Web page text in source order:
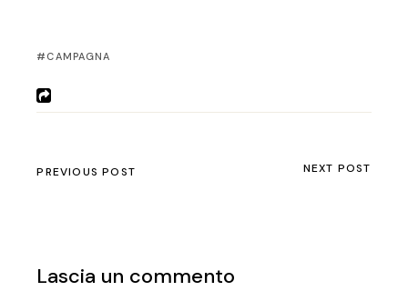
CAMPAGNA
PREVIOUS POST NEXT POST
Lascia un commento